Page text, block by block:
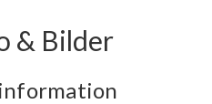
& Bilder